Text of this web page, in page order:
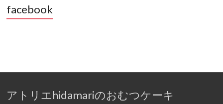
facebook
アトリエhidamariのおむつケーキ